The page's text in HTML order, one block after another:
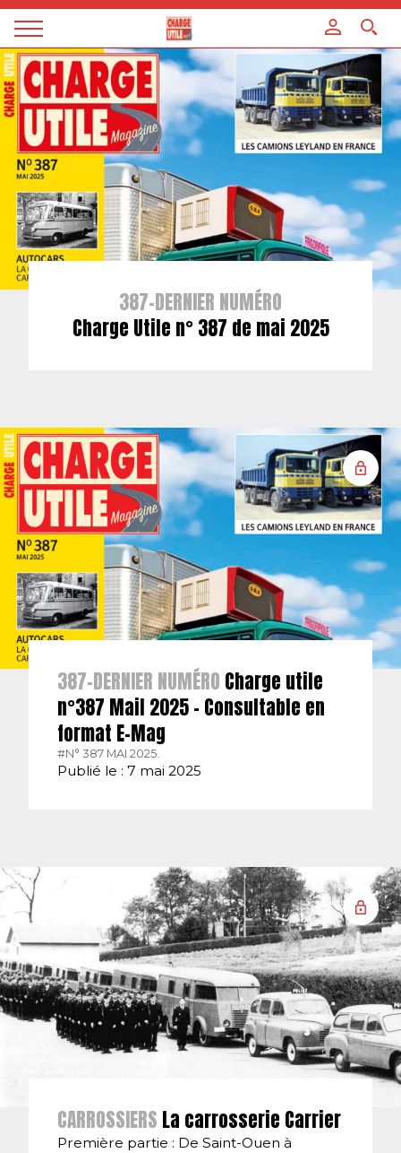
Magazine
Charge
utile
387-DERNIER NUMÉRO
Charge Utile n° 387 de mai 2025
387-DERNIER NUMÉRO Charge utile
n°387 Mail 2025 – Consultable en
format E-Mag
#N° 387 MAI 2025.
Publié le : 7 mai 2025
CARROSSIERS La carrosserie Carrier
Première partie : De Saint-Ouen à
Panneau de gestion des cookies